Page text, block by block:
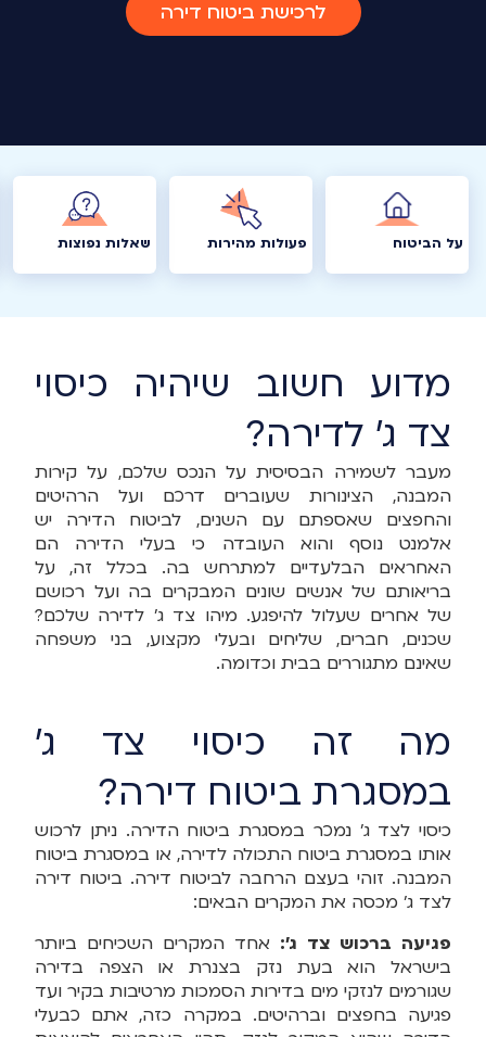
לרכישת ביטוח דירה
על הביטוח פעולות מהירות שאלות נפוצות
מדוע חשוב שיהיה כיסוי
צד ג' לדירה?
מעבר לשמירה הבסיסית על הנכס שלכם, על קירות
המבנה, הצינורות שעוברים דרכם ועל הרהיטים
והחפצים שאספתם עם השנים, לביטוח הדירה יש
אלמנט נוסף והוא העובדה כי בעלי הדירה הם
האחראים הבלעדיים למתרחש בה. בכלל זה, על
בריאותם של אנשים שונים המבקרים בה ועל רכושם
של אחרים שעלול להיפגע. מיהו צד ג' לדירה שלכם?
שכנים, חברים, שליחים ובעלי מקצוע, בני משפחה
שאינם מתגוררים בבית וכדומה.
מה זה כיסוי צד ג'
במסגרת ביטוח דירה?
כיסוי לצד ג' נמכר במסגרת ביטוח הדירה. ניתן לרכוש
אותו במסגרת ביטוח התכולה לדירה, או במסגרת ביטוח
המבנה. זוהי בעצם הרחבה לביטוח דירה. ביטוח דירה
לצד ג' מכסה את המקרים הבאים:
פגיעה ברכוש צד ג': אחד המקרים השכיחים ביותר
בישראל הוא בעת נזק בצנרת או הצפה בדירה
שגורמים לנזקי מים בדירות הסמכות מרטיבות בקיר ועד
פגיעה בחפצים וברהיטים. במקרה כזה, אתם כבעלי